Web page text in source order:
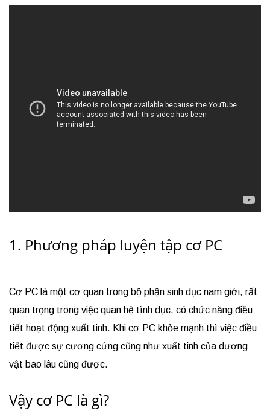
1. Phương pháp luyện tập cơ PC
Cơ PC là một cơ quan trong bộ phận sinh dục nam giới, rất
quan trọng trong việc quan hệ tình dục, có chức năng điều
tiết hoạt động xuất tinh. Khi cơ PC khỏe mạnh thì việc điều
tiết được sự cương cứng cũng như xuất tinh của dương
vật bao lâu cũng được.
Vậy cơ PC là gì?